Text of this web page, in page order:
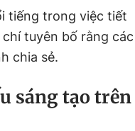
tiếng trong việc tiết
tuyên bố rằng các
chia sẻ.
sáng tạo trên